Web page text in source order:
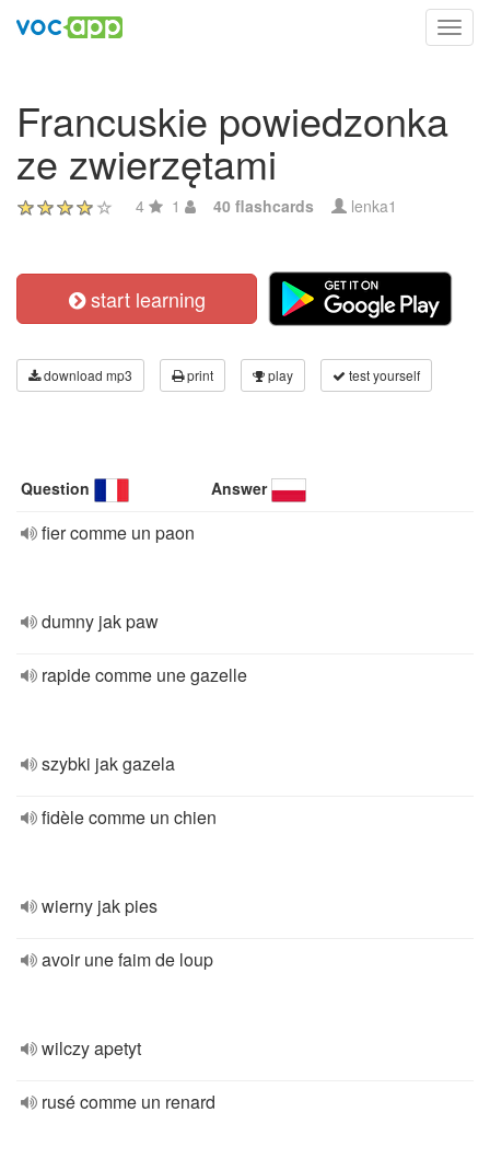
Francuskie powiedzonka
ze zwierzętami
4 1 40 flashcards lenka1
start learning
download mp3 print play test yourself
Question Answer
fier comme un paon
dumny jak paw
rapide comme une gazelle
szybki jak gazela
fidèle comme un chien
wierny jak pies
avoir une faim de loup
wilczy apetyt
rusé comme un renard